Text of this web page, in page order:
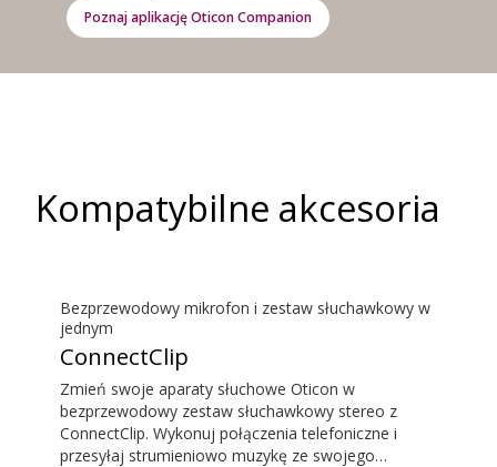
Poznaj aplikację Oticon Companion
Kompatybilne akcesoria
Bezprzewodowy mikrofon i zestaw słuchawkowy w
jednym
ConnectClip
Zmień swoje aparaty słuchowe Oticon w
bezprzewodowy zestaw słuchawkowy stereo z
ConnectClip. Wykonuj połączenia telefoniczne i
przesyłaj strumieniowo muzykę ze swojego